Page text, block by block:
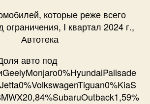
которые реже всего
ограничения, I квартал 2024 г.,
Автотека
авто под